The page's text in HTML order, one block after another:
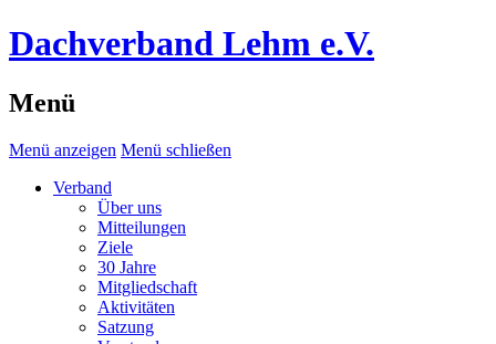
Dachverband Lehm e.V.
Menü
Menü anzeigen Menü schließen
Verband
Über uns
Mitteilungen
Ziele
30 Jahre
Mitgliedschaft
Aktivitäten
Satzung